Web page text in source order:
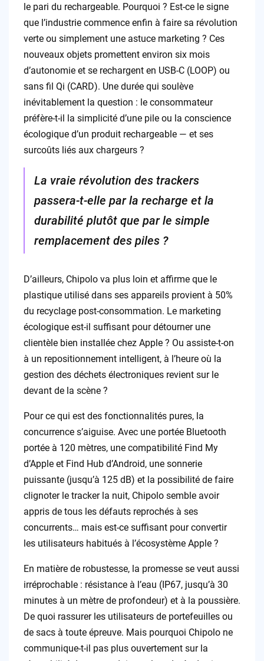
le pari du rechargeable. Pourquoi ? Est-ce le signe
que l’industrie commence enfin à faire sa révolution
verte ou simplement une astuce marketing ? Ces
nouveaux objets promettent environ six mois
d’autonomie et se rechargent en USB-C (LOOP) ou
sans fil Qi (CARD). Une durée qui soulève
inévitablement la question : le consommateur
préfère-t-il la simplicité d’une pile ou la conscience
écologique d’un produit rechargeable — et ses
surcoûts liés aux chargeurs ?
La vraie révolution des trackers
passera-t-elle par la recharge et la
durabilité plutôt que par le simple
remplacement des piles ?
D’ailleurs, Chipolo va plus loin et affirme que le
plastique utilisé dans ses appareils provient à 50%
du recyclage post-consommation. Le marketing
écologique est-il suffisant pour détourner une
clientèle bien installée chez Apple ? Ou assiste-t-on
à un repositionnement intelligent, à l’heure où la
gestion des déchets électroniques revient sur le
devant de la scène ?
Pour ce qui est des fonctionnalités pures, la
concurrence s’aiguise. Avec une portée Bluetooth
portée à 120 mètres, une compatibilité Find My
d’Apple et Find Hub d’Android, une sonnerie
puissante (jusqu’à 125 dB) et la possibilité de faire
clignoter le tracker la nuit, Chipolo semble avoir
appris de tous les défauts reprochés à ses
concurrents… mais est-ce suffisant pour convertir
les utilisateurs habitués à l’écosystème Apple ?
En matière de robustesse, la promesse se veut aussi
irréprochable : résistance à l’eau (IP67, jusqu’à 30
minutes à un mètre de profondeur) et à la poussière.
De quoi rassurer les utilisateurs de portefeuilles ou
de sacs à toute épreuve. Mais pourquoi Chipolo ne
communique-t-il pas plus ouvertement sur la